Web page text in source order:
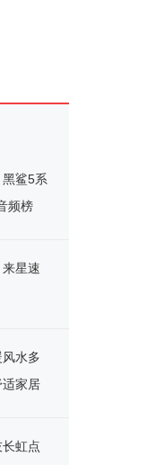
鲨5系
频榜
星速
水多
家居
长虹点